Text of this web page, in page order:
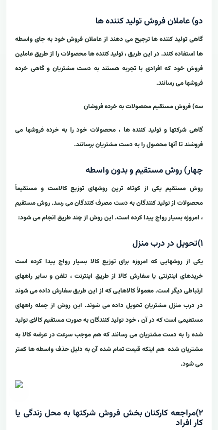
دو) عاملان فروش تولید کننده ها
گاهی تولید کننده ها ترجیح می دهند از عاملان فروش خود به جای واسطه
ها استفاده کنند. در این طریق ، تولید کننده ها محصولات را از طریق عاملین
فروش خود که افرادی با تجربه هستند به دست مشتریان و گاهی خرده
فروشها می رسانند.
سه) فروش مستقیم محصولات به خرده فروشان
گاهی شرکتها و تولید کننده ها ، محصولات خود را به خرده فروشها می
فروشند تا آنها محصول را به دست مشتریان برسانند.
چهار) روش مستقیم و بدون واسطه
روش مستقیم یکی از کوتاه ترین روشهای توزیع کالاست و مستقیماً
محصولات از تولید کنندگان به دست مصرف کنندگان می رسد. روش مستقیم
، امروزه بسیار رواج پیدا کرده است. این روش از چند طریق انجام می شود:
۱)تحویل در درب منزل
یکی از روشهایی که امروزه برای توزیع کالا بسیار رواج پیدا کرده است
خریدهای اینترنتی یا سفارش کالا از طریق اینترنت ، تلفن و سایر راههای
ارتباطی دیگر است. معمولاً کالاهایی که از این طریق سفارش داده می شوند
در درب منزل مشتریان تحویل داده می شوند. این روش از جمله راههای
مستقیمی است که در آن ، خود تولید کنندگان به صورت مستقیم کالای تولید
شده را به دست مشتریان می رسانند که هم موجب سرعت در عرضه کالا به
مشتریان شده هم اینکه قیمت تمام شده آن به دلیل حذف واسطه ها کمتر
می شود.
۲)مراجعه کارکنان بخش فروش شرکتها به محل زندگی یا
کار افراد